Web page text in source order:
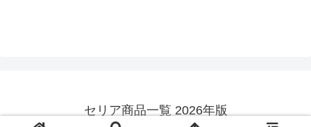
セリア商品一覧 2026年版